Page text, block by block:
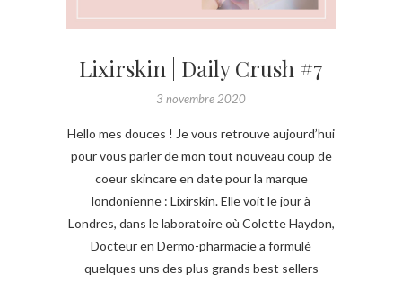
Lixirskin | Daily Crush #7
3 novembre 2020
Hello mes douces ! Je vous retrouve aujourd’hui
pour vous parler de mon tout nouveau coup de
coeur skincare en date pour la marque
londonienne : Lixirskin. Elle voit le jour à
Londres, dans le laboratoire où Colette Haydon,
Docteur en Dermo-pharmacie a formulé
quelques uns des plus grands best sellers